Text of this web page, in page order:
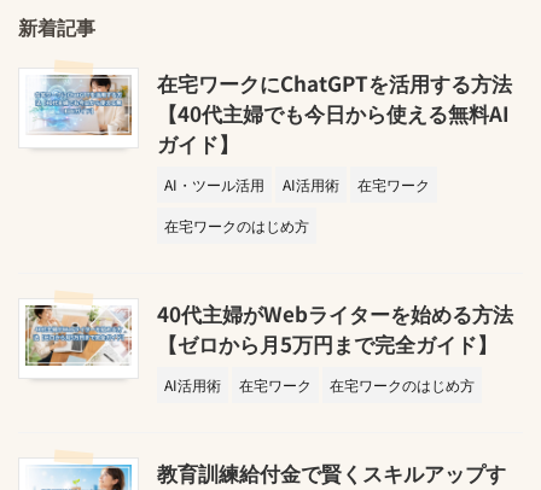
新着記事
在宅ワークにChatGPTを活用する方法
【40代主婦でも今日から使える無料AI
ガイド】
AI・ツール活用 AI活用術
在宅ワーク
在宅ワークのはじめ方
40代主婦がWebライターを始める方法
【ゼロから月5万円まで完全ガイド】
AI活用術 在宅ワーク 在宅ワークのはじめ方
教育訓練給付金で賢くスキルアップす